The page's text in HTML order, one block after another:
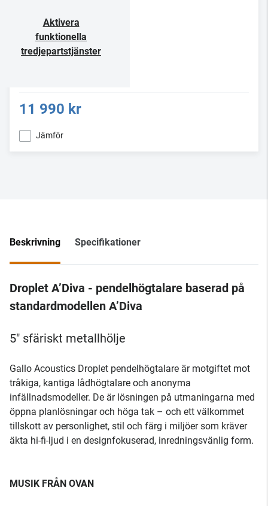
Aktivera
funktionella
tredjepartstjänster
11 990 kr
Jämför
Beskrivning Specifikationer
Droplet A’Diva - pendelhögtalare baserad på
standardmodellen A’Diva
5" sfäriskt metallhölje
Gallo Acoustics Droplet pendelhögtalare är motgiftet mot
tråkiga, kantiga lådhögtalare och anonyma
infällnadsmodeller. De är lösningen på utmaningarna med
öppna planlösningar och höga tak – och ett välkommet
tillskott av personlighet, stil och färg i miljöer som kräver
äkta hi-fi-ljud i en designfokuserad, inredningsvänlig form.
MUSIK FRÅN OVAN